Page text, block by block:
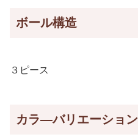
ボール構造
３ピース
カラ―バリエーション